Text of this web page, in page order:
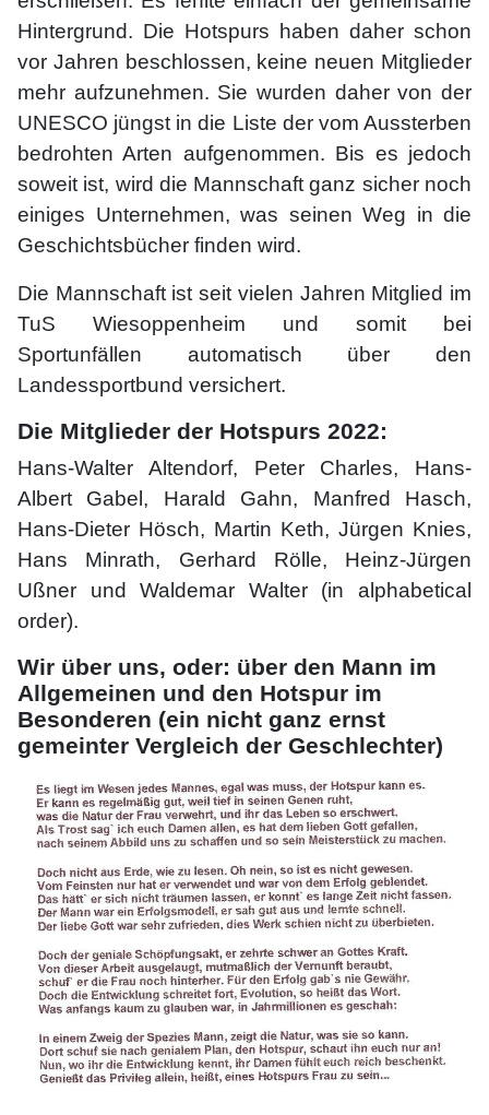
Hintergrund. Die Hotspurs haben daher schon
vor Jahren beschlossen, keine neuen Mitglieder
mehr aufzunehmen. Sie wurden daher von der
UNESCO jüngst in die Liste der vom Aussterben
bedrohten Arten aufgenommen. Bis es jedoch
soweit ist, wird die Mannschaft ganz sicher noch
einiges Unternehmen, was seinen Weg in die
Geschichtsbücher finden wird.
Die Mannschaft ist seit vielen Jahren Mitglied im
TuS Wiesoppenheim und somit bei
Sportunfällen automatisch über den
Landessportbund versichert.
Die Mitglieder der Hotspurs 2022:
Hans-Walter Altendorf, Peter Charles, Hans-
Albert Gabel, Harald Gahn, Manfred Hasch,
Hans-Dieter Hösch, Martin Keth, Jürgen Knies,
Hans Minrath, Gerhard Rölle, Heinz-Jürgen
Ußner und Waldemar Walter (in alphabetical
order).
Wir über uns, oder: über den Mann im
Allgemeinen und den Hotspur im
Besonderen (ein nicht ganz ernst
gemeinter Vergleich der Geschlechter)